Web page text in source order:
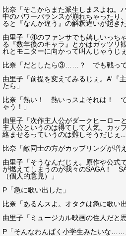
比奈「そこからまた派生しまスよね。
中のパワーバランスが崩れちゃったり
ると『なんか違う』の解釈違いが起きた
由里子「④のファンサでも嬉しいっち
る『数年後のキャラ』とかはガッツリ
れとモニターに向かって叫んじゃうじ
比奈「だとしたら③……？ でも戦って
由里子「前提を変えてみるじぇ。A'『
たら」
比奈「熱い！ 熱いっスよそれは！
ゃう！」
由里子「次作主人公がダークヒーロー
主人公というのは得てして人気、カッ
絡ませるっていうのは難しそうだじぇ
比奈「敵同士の方がカップリングが増
由里子「そうなんだじぇ。原作や公式
が燃えてしまうのが我々のSAGA！
（個人的意見）」
P「急に歌い出した」
比奈「あるんスよ。オタクは急に歌い
由里子「ミュージカル映画の住人だと
P「そんなわんぱく小学生みたいな……